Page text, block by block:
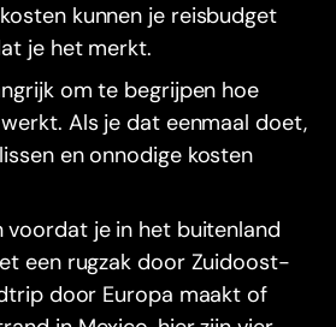
kunnen je reisbudget
je het merkt.
om te begrijpen hoe
Als je dat eenmaal doet,
en onnodige kosten
je in het buitenland
een rugzak door Zuidoost-
door Europa maakt of